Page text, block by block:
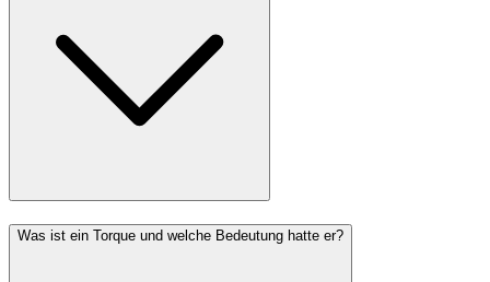
Was ist ein Torque und welche Bedeutung hatte er?